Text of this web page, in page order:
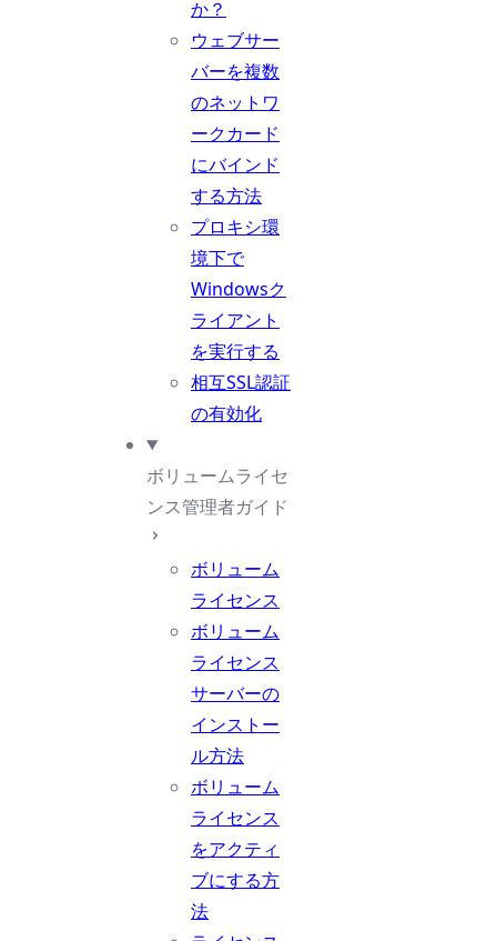
か？
ウェブサー
バーを複数
のネットワ
ークカード
にバインド
する方法
プロキシ環
境下で
Windowsク
ライアント
を実行する
相互SSL認証
の有効化
ボリュームライセ
ンス管理者ガイド
ボリューム
ライセンス
ボリューム
ライセンス
サーバーの
インストー
ル方法
ボリューム
ライセンス
をアクティ
ブにする方
法